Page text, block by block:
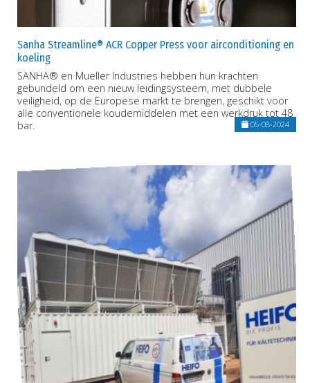
Sanha Streamline® ACR Copper Press voor airconditioning en
koeling
SANHA® en Mueller Industries hebben hun krachten
gebundeld om een nieuw leidingsysteem, met dubbele
veiligheid, op de Europese markt te brengen, geschikt voor
alle conventionele koudemiddelen met een werkdruk tot 48
bar.
05-08-2024